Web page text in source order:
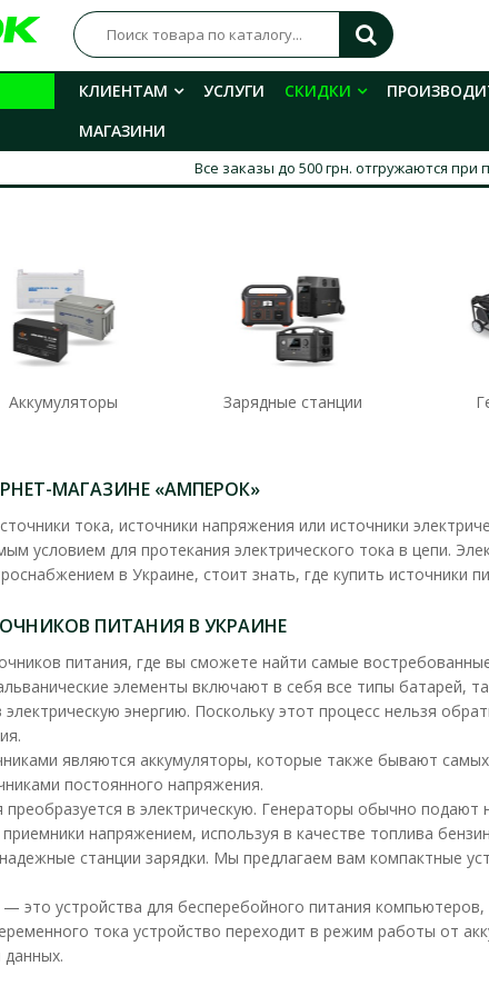
КЛИЕНТАМ УСЛУГИ СКИДКИ
МАГАЗИНИ
Все заказы до 500 грн. отгружаются при
Аккумуляторы Зарядные станции
МАГАЗИНЕ «АМПЕРОК»
тока, источники напряжения или источники
условием для протекания электрического тока в цепи.
в Украине, стоит знать, где купить источники
ПИТАНИЯ В УКРАИНЕ
питания, где вы сможете найти самые
элементы включают в себя все типы батарей,
электрическую энергию. Поскольку этот процесс нельзя
являются аккумуляторы, которые также бывают
постоянного напряжения.
преобразуется в электрическую. Генераторы обычно
напряжением, используя в качестве топлива
станции зарядки. Мы предлагаем вам компактные
это устройства для бесперебойного питания
тока устройство переходит в режим работы от